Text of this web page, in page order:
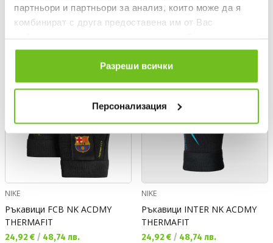
партньори и партньори за анализ, които може да я
комбинират с друга предоставена им от Вас
ползването от Ваша страна на услугите им.
Разреши всички
Персонализация
NIKE
Ръкавици FCB NK ACDMY
THERMAFIT
Текуща цена:
24,92 € / 48,74 лв.
NIKE
Ръкавици INTER NK ACDMY
THERMAFIT
Текуща цена:
24,92 € / 48,74 лв.